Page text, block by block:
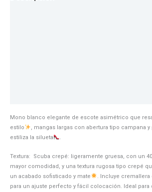
Mono blanco elegante de escote asimétrico que
estilo
, mangas largas con abertura tipo campana
estiliza la silueta
.
Textura: Scuba crepé: ligeramente gruesa, con un
mayor comodidad, y una textura rugosa tipo crepé
un acabado sofisticado y mate
. Incluye cremallera
para un ajuste perfecto y fácil colocación. Ideal